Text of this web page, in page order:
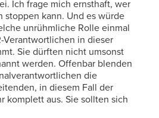
Ich frage mich ernsthaft, wer
stoppen kann. Und es würde
unrühmliche Rolle einmal
Verantwortlichen in dieser
Sie dürften nicht umsonst
werden. Offenbar blenden
die
in diesem Fall der
komplett aus. Sie sollten sich